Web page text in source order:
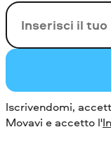
La tua e-mail
Iscrivendomi,
Movavi e accetto l'